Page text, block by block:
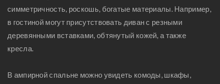
симметричность, роскошь, богатые материалы. Например,
в гостиной могут присутствовать диван с резными
деревянными вставками, обтянутый кожей, а также
кресла.
В ампирной спальне можно увидеть комоды, шкафы,